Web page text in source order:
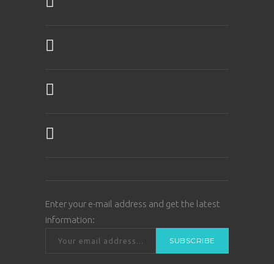
Enter your e-mail address and get the latest
information: